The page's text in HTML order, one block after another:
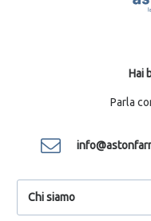
Hai
Parla
Chi siamo